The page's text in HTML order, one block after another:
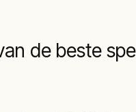
de beste